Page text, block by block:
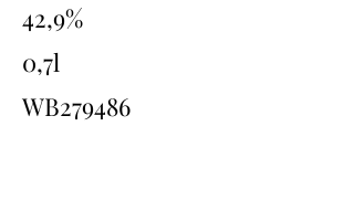
42,9%
0,7l
WB279486